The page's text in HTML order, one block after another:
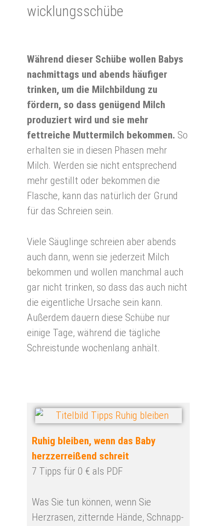
wicklungs­schü­be
Während dieser Schübe wollen Babys
nachmittags und abends häufiger
trinken, um die Milchbildung zu
fördern, so dass genügend Milch
produziert wird und sie mehr
fettreiche Muttermilch bekommen. So
erhalten sie in diesen Phasen mehr
Milch. Werden sie nicht entsprechend
mehr gestillt oder bekommen die
Flasche, kann das natürlich der Grund
für das Schreien sein.
Viele Säuglinge schreien aber abends
auch dann, wenn sie jederzeit Milch
bekommen und wollen manchmal auch
gar nicht trinken, so dass das auch nicht
die eigentliche Ursache sein kann.
Außerdem dauern diese Schübe nur
einige Tage, während die tägliche
Schreistunde wochenlang anhält.
Ruhig bleiben, wenn das Baby
herzzerreißend schreit
7 Tipps für 0 € als PDF
Was Sie tun können, wenn Sie
Herzrasen, zitternde Hände, Schnapp-